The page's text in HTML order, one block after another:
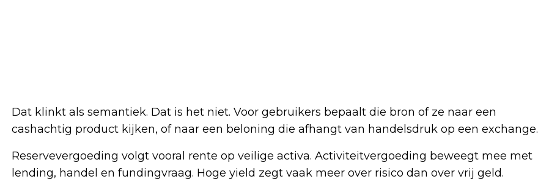
Dat klinkt als semantiek. Dat is het niet. Voor gebruikers bepaalt die bron of ze naar een
cashachtig product kijken, of naar een beloning die afhangt van handelsdruk op een exchange.
Reservevergoeding volgt vooral rente op veilige activa. Activiteitvergoeding beweegt mee met
lending, handel en fundingvraag. Hoge yield zegt vaak meer over risico dan over vrij geld.